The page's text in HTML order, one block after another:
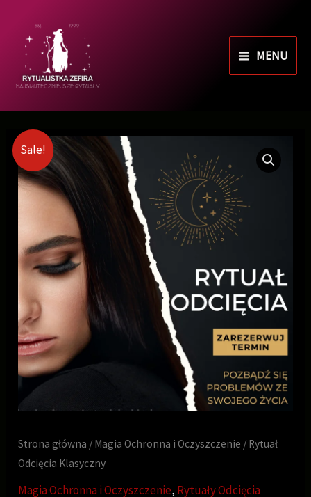
MENU
Sale!
Strona główna / Magia Ochronna i Oczyszczenie / Rytuał
Odcięcia Klasyczny
Magia Ochronna i Oczyszczenie, Rytuały Odcięcia